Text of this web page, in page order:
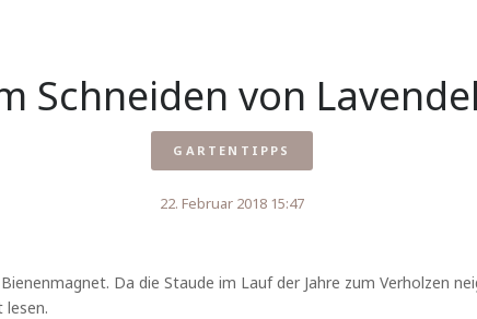
Schneiden von
GARTENTIPPS
22. Februar 2018 15:47
Da die Staude im Lauf der Jahre zum Verholzen
lesen.